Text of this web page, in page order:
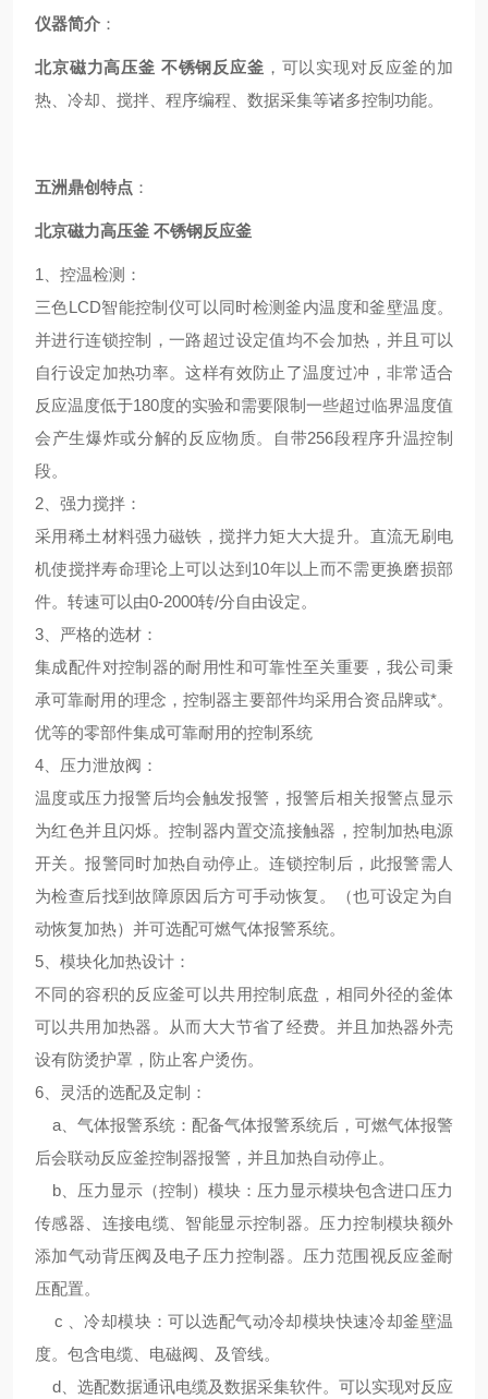
仪器简介 ：
北京磁力高压釜 不锈钢反应釜 ，可以实现对反应釜的加
热、冷却、搅拌、程序编程、数据采集等诸多控制功能。
五洲鼎创特点 ：
北京磁力高压釜 不锈钢反应釜
1、 控温检测 ：
三色LCD智能控制仪可以同时检测釜内温度和釜壁温度。
并进行连锁控制，一路超过设定值均不会加热，并且可以
自行设定加热功率。这样有效防止了温度过冲，非常适合
反应温度低于180度的实验和需要限制一些超过临界温度值
会产生爆炸或分解的反应物质。自带256段程序升温控制
段。
2、 强力搅拌 ：
采用稀土材料强力磁铁，搅拌力矩大大提升。直流无刷电
机使搅拌寿命理论上可以达到10年以上而不需更换磨损部
件。转速可以由0-2000转/分自由设定。
3、 严格的选材 ：
集成配件对控制器的耐用性和可靠性至关重要，我公司秉
承可靠耐用的理念，控制器主要部件均采用合资品牌或*。
优等的零部件集成可靠耐用的控制系统
4、压力泄放阀：
温度或压力报警后均会触发报警，报警后相关报警点显示
为红色并且闪烁。控制器内置交流接触器，控制加热电源
开关。报警同时加热自动停止。连锁控制后，此报警需人
为检查后找到故障原因后方可手动恢复。（也可设定为自
动恢复加热）并可选配可燃气体报警系统。
5、 模块化加热设计 ：
不同的容积的反应釜可以共用控制底盘，相同外径的釜体
可以共用加热器。从而大大节省了经费。并且加热器外壳
设有防烫护罩，防止客户烫伤。
6、
灵活的选配及定制 ：
a、气体报警系统：配备气体报警系统后，可燃气体报警
后会联动反应釜控制器报警，并且加热自动停止。
b、压力显示（控制）模块：压力显示模块包含进口压力
传感器、连接电缆、智能显示控制器。压力控制模块额外
添加气动背压阀及电子压力控制器。压力范围视反应釜耐
压配置。
c 、冷却模块：可以选配气动冷却模块快速冷却釜壁温
度。包含电缆、电磁阀、及管线。
d、选配数据通讯电缆及数据采集软件。可以实现对反应